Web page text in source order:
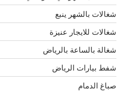
شغالات بالشهر ينبع
شغالات للايجار عنيزة
شغالة بالساعة بالرياض
شفط بيارات الرياض
صباغ الدمام